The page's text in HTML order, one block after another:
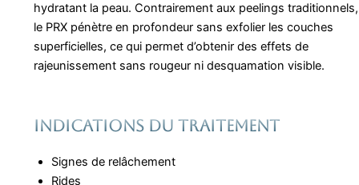
hydratant la peau. Contrairement aux peelings traditionnels,
le PRX pénètre en profondeur sans exfolier les couches
superficielles, ce qui permet d’obtenir des effets de
rajeunissement sans rougeur ni desquamation visible.
Indications du traitement
Signes de relâchement
Rides